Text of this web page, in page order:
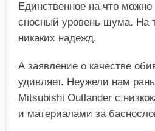
Единственное на что
сносный уровень шума. На
никаких надежд.
А заявление о качестве
удивляет. Неужели нам
Mitsubishi Outlander с
и материалами за